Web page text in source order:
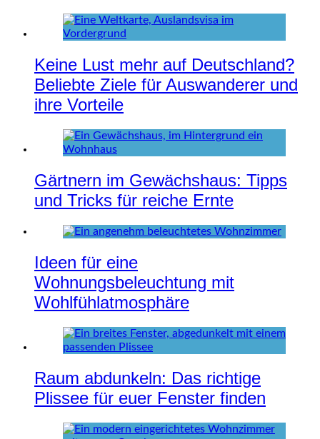
Keine Lust mehr auf Deutschland?
Beliebte Ziele für Auswanderer und
ihre Vorteile
Gärtnern im Gewächshaus: Tipps
und Tricks für reiche Ernte
Ideen für eine
Wohnungsbeleuchtung mit
Wohlfühlatmosphäre
Raum abdunkeln: Das richtige
Plissee für euer Fenster finden